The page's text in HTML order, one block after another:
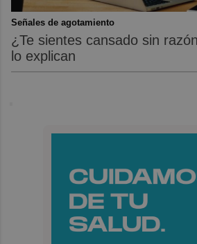
Señales de agotamiento
¿Te sientes cansado sin
lo explican